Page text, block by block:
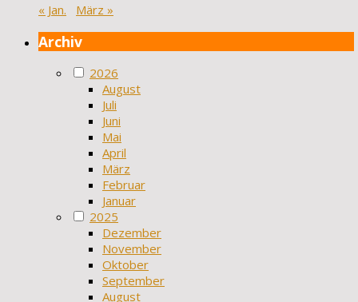
« Jan.
März »
Archiv
2026
August
Juli
Juni
Mai
April
März
Februar
Januar
2025
Dezember
November
Oktober
September
August